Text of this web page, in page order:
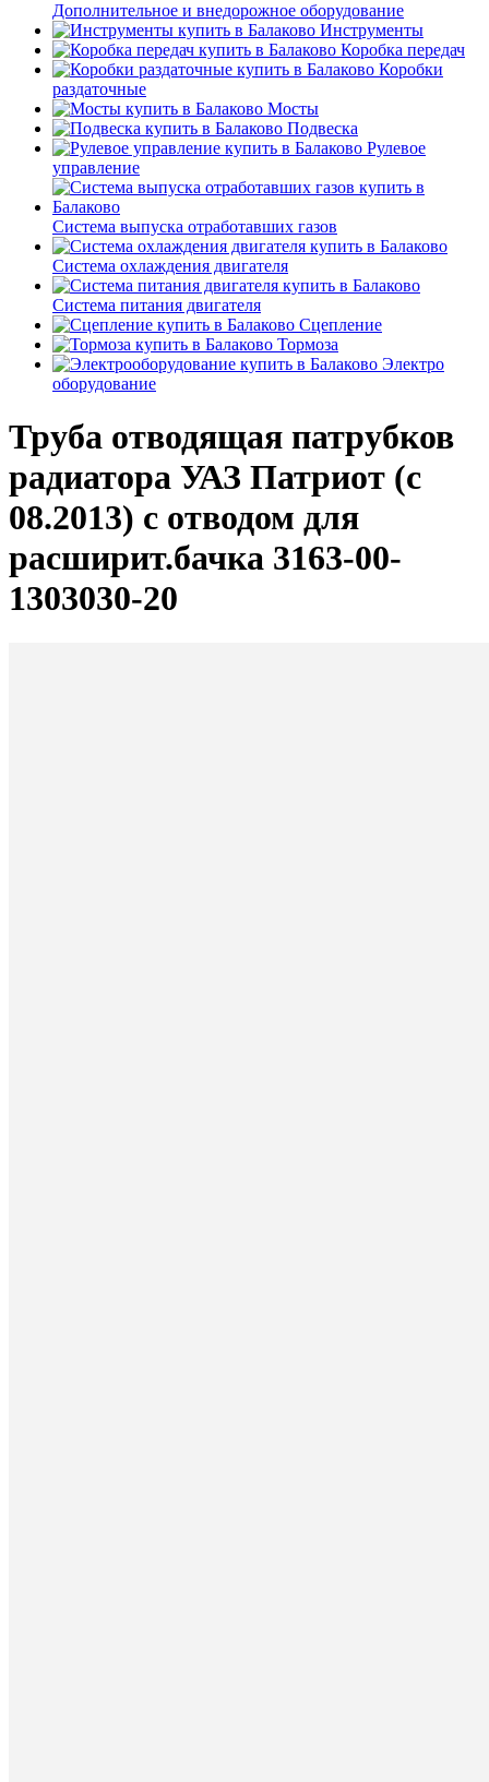
Дополнительное и внедорожное оборудование
Инструменты
Коробка передач
Коробки
раздаточные
Мосты
Подвеска
Рулевое
управление
Система выпуска отработавших газов
Система охлаждения двигателя
Система питания двигателя
Сцепление
Тормоза
Электро
оборудование
Труба отводящая патрубков
радиатора УАЗ Патриот (с
08.2013) с отводом для
расширит.бачка 3163-00-
1303030-20